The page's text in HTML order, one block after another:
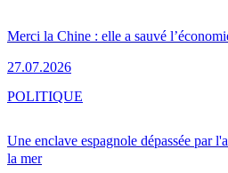
Merci la Chine : elle a sauvé
27.07.2026
Une enclave espagnole dépassée par
la mer
POLITIQUE